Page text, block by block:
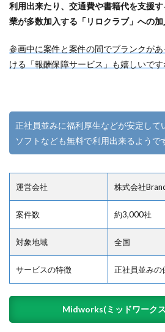
利用出来たり、交通費や書籍代を支援
業が多数加入する「リロクラブ」への加
参画中に案件と案件の間でブランクが
ける「報酬保障サービス」も嬉しいです
正社員並みに福利厚生などが安定して
ソフトなども無料で利用出来るようで
運営会社 株式会社
案件数 約3,000社
対象地域 全国
サービスの特徴 正社員並みの
Midworks(ミッドワーク